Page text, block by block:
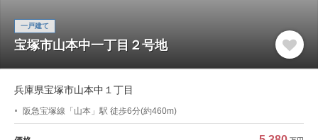
一戸建て
宝塚市山本中一丁目２号地
兵庫県宝塚市山本中１丁目
阪急宝塚線「山本」駅 徒歩6分(約460m)